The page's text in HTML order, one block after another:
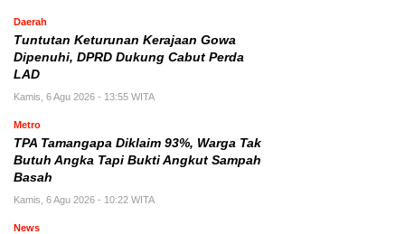
Daerah
Tuntutan Keturunan Kerajaan Gowa
Dipenuhi, DPRD Dukung Cabut Perda
LAD
Kamis, 6 Agu 2026 - 13:55 WITA
Metro
TPA Tamangapa Diklaim 93%, Warga Tak
Butuh Angka Tapi Bukti Angkut Sampah
Basah
Kamis, 6 Agu 2026 - 10:22 WITA
News